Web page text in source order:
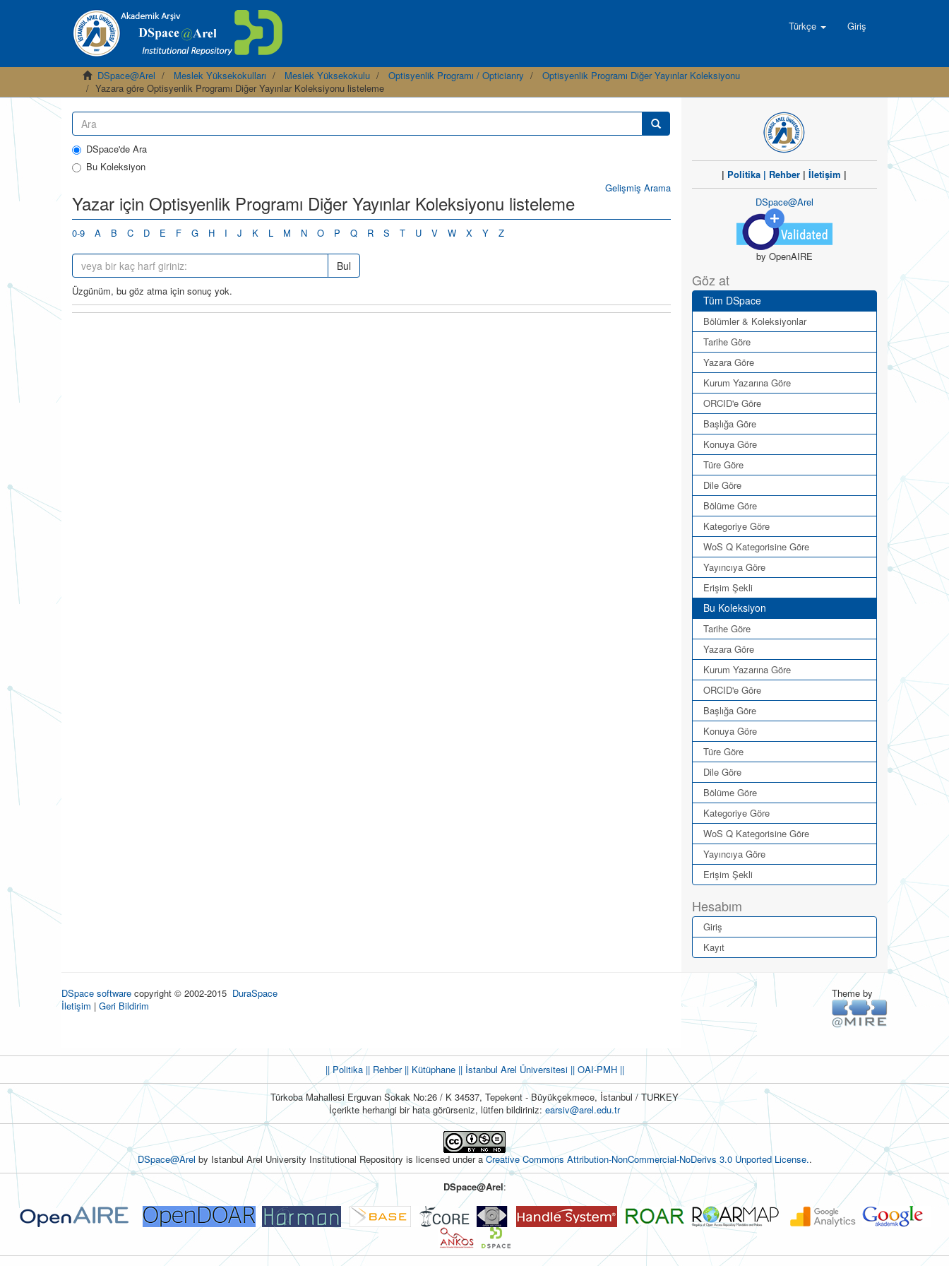
Türkçe Giriş
DSpace@Arel Meslek Yüksekokulları Meslek Yüksekokulu Optisyenlik Programı / Opticianry
Optisyenlik Programı Diğer Yayınlar Koleksiyonu
Yazara göre Optisyenlik Programı Diğer Yayınlar Koleksiyonu listeleme
DSpace'de Ara
Bu Koleksiyon
Gelişmiş Arama
Yazar için Optisyenlik Programı Diğer Yayınlar Koleksiyonu listeleme
0-9 A B C D E F G H I J K L M N O P Q R S T U V W X Y Z
Bul
Üzgünüm, bu göz atma için sonuç yok.
| Politika | Rehber |İletişim |
DSpace@Arel
by OpenAIRE
Göz at
Tüm DSpace
Bölümler & Koleksiyonlar
Tarihe Göre
Yazara Göre
Kurum Yazarına Göre
ORCID'e Göre
Başlığa Göre
Konuya Göre
Türe Göre
Dile Göre
Bölüme Göre
Kategoriye Göre
WoS Q Kategorisine Göre
Yayıncıya Göre
Erişim Şekli
Bu Koleksiyon
Tarihe Göre
Yazara Göre
Kurum Yazarına Göre
ORCID'e Göre
Başlığa Göre
Konuya Göre
Türe Göre
Dile Göre
Bölüme Göre
Kategoriye Göre
WoS Q Kategorisine Göre
Yayıncıya Göre
Erişim Şekli
Hesabım
Giriş
Kayıt
DSpace software copyright © 2002-2015 DuraSpace
İletişim | Geri Bildirim
Theme by
|| Politika|| Rehber|| Kütüphane|| İstanbul Arel Üniversitesi ||OAI-PMH ||
Türkoba Mahallesi Erguvan Sokak No:26 / K 34537, Tepekent - Büyükçekmece, İstanbul / TURKEY
İçerikte herhangi bir hata görürseniz, lütfen bildiriniz: earsiv@arel.edu.tr
DSpace@Arel by Istanbul Arel University Institutional Repository is licensed under aCreative Commons Attribution-NonCommercial-NoDerivs 3.0 Unported License..
DSpace@Arel: